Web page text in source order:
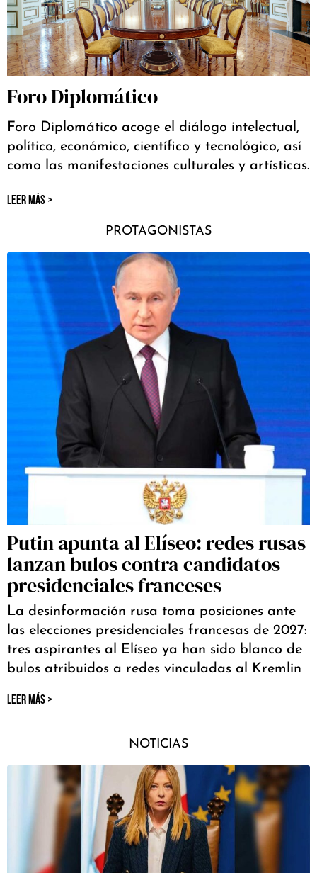
Foro Diplomático
Foro Diplomático acoge el diálogo intelectual,
político, económico, científico y tecnológico, así
como las manifestaciones culturales y artísticas.
LEER MÁS >
PROTAGONISTAS
Putin apunta al Elíseo: redes rusas
lanzan bulos contra candidatos
presidenciales franceses
La desinformación rusa toma posiciones ante
las elecciones presidenciales francesas de 2027:
tres aspirantes al Elíseo ya han sido blanco de
bulos atribuidos a redes vinculadas al Kremlin
LEER MÁS >
NOTICIAS